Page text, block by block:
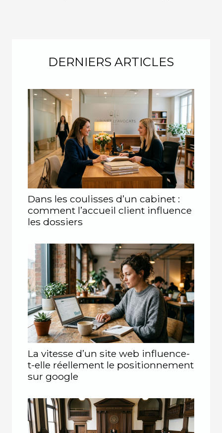
DERNIERS ARTICLES
Dans les coulisses d’un cabinet :
comment l’accueil client influence
les dossiers
La vitesse d’un site web influence-
t-elle réellement le positionnement
sur google